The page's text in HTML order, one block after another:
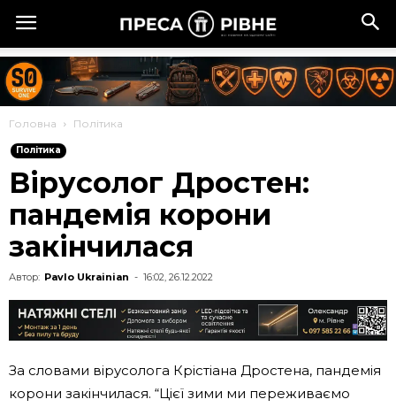
Головна Політика
Політика
Вірусолог Дростен:
пандемія корони
закінчилася
Автор: Pavlo Ukrainian - 16:02, 26.12.2022
За словами вірусолога Крістіана Дростена, пандемія
корони закінчилася. “Цієї зими ми переживаємо